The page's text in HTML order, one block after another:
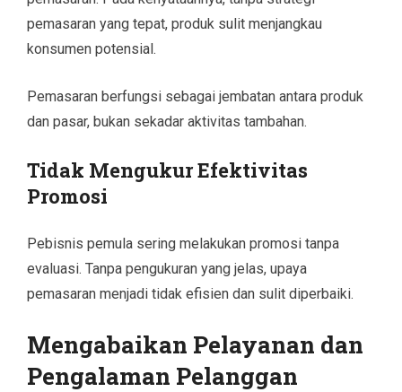
pemasaran yang tepat, produk sulit menjangkau
konsumen potensial.
Pemasaran berfungsi sebagai jembatan antara produk
dan pasar, bukan sekadar aktivitas tambahan.
Tidak Mengukur Efektivitas
Promosi
Pebisnis pemula sering melakukan promosi tanpa
evaluasi. Tanpa pengukuran yang jelas, upaya
pemasaran menjadi tidak efisien dan sulit diperbaiki.
Mengabaikan Pelayanan dan
Pengalaman Pelanggan